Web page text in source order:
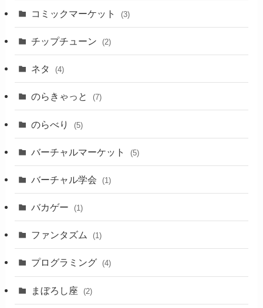
コミックマーケット (3)
チップチューン (2)
ネタ (4)
のらきゃっと (7)
のらべり (5)
バーチャルマーケット (5)
バーチャル学会 (1)
バカゲー (1)
ファンタズム (1)
プログラミング (4)
まぼろし座 (2)